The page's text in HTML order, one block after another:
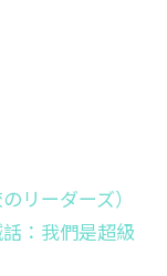
リーダーズ）
：我們是超級